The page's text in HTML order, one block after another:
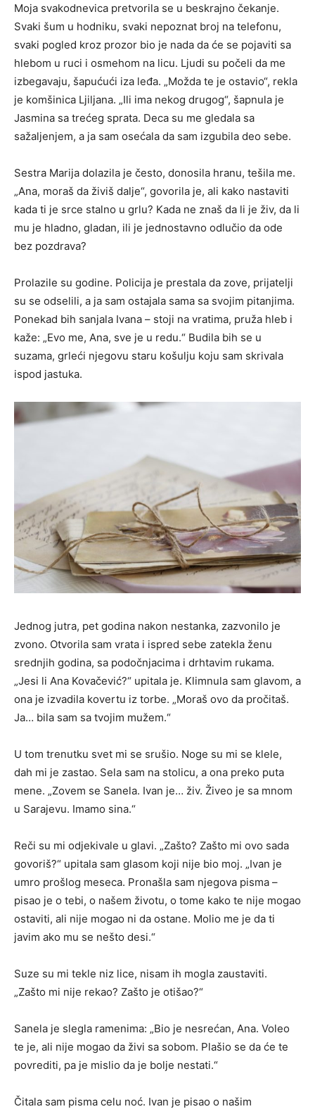
Moja svakodnevica pretvorila se u beskrajno čekanje.
Svaki šum u hodniku, svaki nepoznat broj na telefonu,
svaki pogled kroz prozor bio je nada da će se pojaviti sa
hlebom u ruci i osmehom na licu. Ljudi su počeli da me
izbegavaju, šapućući iza leđa. „Možda te je ostavio“, rekla
je komšinica Ljiljana. „Ili ima nekog drugog“, šapnula je
Jasmina sa trećeg sprata. Deca su me gledala sa
sažaljenjem, a ja sam osećala da sam izgubila deo sebe.
Sestra Marija dolazila je često, donosila hranu, tešila me.
„Ana, moraš da živiš dalje“, govorila je, ali kako nastaviti
kada ti je srce stalno u grlu? Kada ne znaš da li je živ, da li
mu je hladno, gladan, ili je jednostavno odlučio da ode
bez pozdrava?
Prolazile su godine. Policija je prestala da zove, prijatelji
su se odselili, a ja sam ostajala sama sa svojim pitanjima.
Ponekad bih sanjala Ivana – stoji na vratima, pruža hleb i
kaže: „Evo me, Ana, sve je u redu.“ Budila bih se u
suzama, grleći njegovu staru košulju koju sam skrivala
ispod jastuka.
Jednog jutra, pet godina nakon nestanka, zazvonilo je
zvono. Otvorila sam vrata i ispred sebe zatekla ženu
srednjih godina, sa podočnjacima i drhtavim rukama.
„Jesi li Ana Kovačević?“ upitala je. Klimnula sam glavom, a
ona je izvadila kovertu iz torbe. „Moraš ovo da pročitaš.
Ja… bila sam sa tvojim mužem.“
U tom trenutku svet mi se srušio. Noge su mi se klele,
dah mi je zastao. Sela sam na stolicu, a ona preko puta
mene. „Zovem se Sanela. Ivan je… živ. Živeo je sa mnom
u Sarajevu. Imamo sina.“
Reči su mi odjekivale u glavi. „Zašto? Zašto mi ovo sada
govoriš?“ upitala sam glasom koji nije bio moj. „Ivan je
umro prošlog meseca. Pronašla sam njegova pisma –
pisao je o tebi, o našem životu, o tome kako te nije mogao
ostaviti, ali nije mogao ni da ostane. Molio me je da ti
javim ako mu se nešto desi.“
Suze su mi tekle niz lice, nisam ih mogla zaustaviti.
„Zašto mi nije rekao? Zašto je otišao?“
Sanela je slegla ramenima: „Bio je nesrećan, Ana. Voleo
te je, ali nije mogao da živi sa sobom. Plašio se da će te
povrediti, pa je mislio da je bolje nestati.“
Čitala sam pisma celu noć. Ivan je pisao o našim